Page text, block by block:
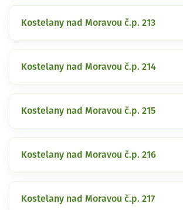
Kostelany nad Moravou č.p. 213
Kostelany nad Moravou č.p. 214
Kostelany nad Moravou č.p. 215
Kostelany nad Moravou č.p. 216
Kostelany nad Moravou č.p. 217